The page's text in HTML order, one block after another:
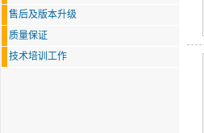
售后及版本升级
质量保证
技术培训工作